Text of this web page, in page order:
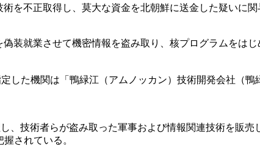
を不正取得し、莫大な資金を北朝鮮に送金した疑いに
装就業させて機密情報を盗み取り、核プログラムをは
した機関は「鴨緑江（アムノッカン）技術開発会社（
、技術者らが盗み取った軍事および情報関連技術を販
されている。